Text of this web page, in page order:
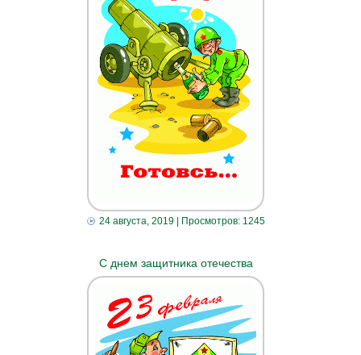
24 августа, 2019| Просмотров: 1245
С днем защитника отечества